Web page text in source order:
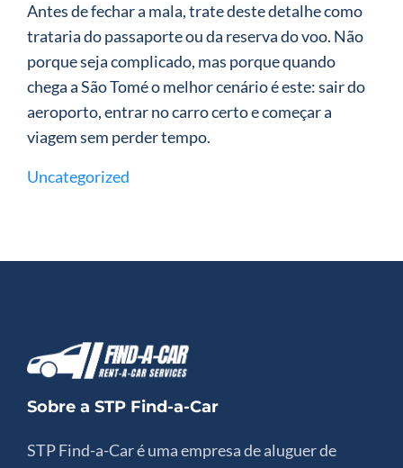
Antes de fechar a mala, trate deste detalhe como
trataria do passaporte ou da reserva do voo. Não
porque seja complicado, mas porque quando
chega a São Tomé o melhor cenário é este: sair do
aeroporto, entrar no carro certo e começar a
viagem sem perder tempo.
Uncategorized
Sobre a STP Find-a-Car
STP Find-a-Car é uma empresa de aluguer de